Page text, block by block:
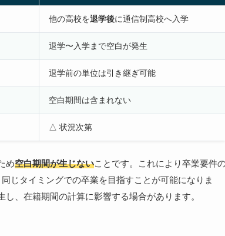
他の高校を退学後に通信制高校へ入学
退学〜入学まで空白が発生
退学前の単位は引き継ぎ可能
空白期間は含まれない
△ 状況次第
め空白期間が生じないことです。これにより卒業要件
じタイミングでの卒業を目指すことが可能になりま
、在籍期間の計算に影響する場合があります。